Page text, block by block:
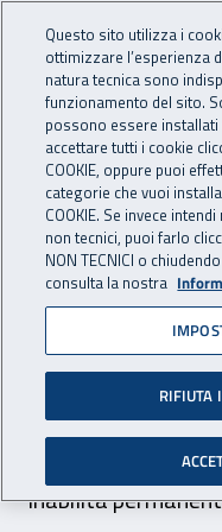
INAIL -
Navigazione - Ti trovi in:
Home Prevenzione E
Indici di frequenza per
Indici di
inabilità
In questa sezione,
tariffa, gli indici di
Italia che hanno
inabilità
Questo sito utilizza i
ottimizzare l’esperienza
natura tecnica sono
funzionamento del sito.
possono essere
accettare tutti i cookie
COOKIE, oppure puoi
categorie che vuoi
COOKIE. Se invece
non tecnici, puoi farlo
NON TECNICI o
consulta la nostra
RIFIUTA